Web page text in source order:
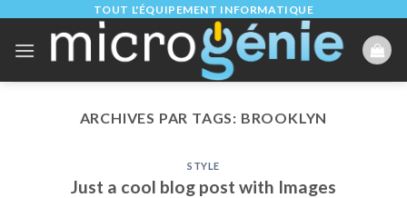
content
TOUT L'ÉQUIPEMENT INFORMATIQUE
ARCHIVES PAR TAGS: BROOKLYN
STYLE
Just a cool blog post with Images